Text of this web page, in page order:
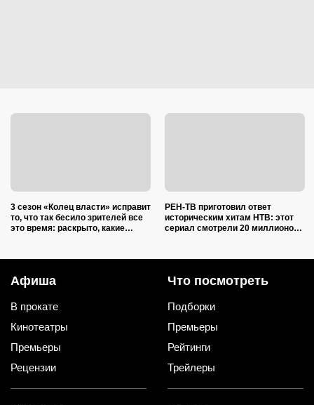
3 сезон «Колец власти» исправит
то, что так бесило зрителей все
это время: раскрыто, какие
РЕН-ТВ приготовил ответ
историческим хитам НТВ: этот
сериал смотрели 20 миллионов
Афиша
В прокате
Кинотеатры
Премьеры
Рецензии
Что посмотреть
Подборки
Премьеры
Рейтинги
Трейлеры